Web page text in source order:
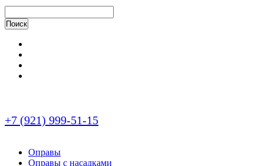
+7 (921) 999-51-15
Оправы
Оправы с насадками